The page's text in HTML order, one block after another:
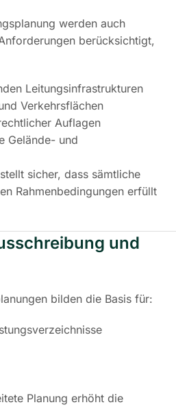
werden auch
berücksichtigt,
Leitungsinfrastrukturen
Verkehrsflächen
Auflagen
Gelände- und
sicher, dass sämtliche
Rahmenbedingungen erfüllt
und
bilden die Basis für:
Planung erhöht die